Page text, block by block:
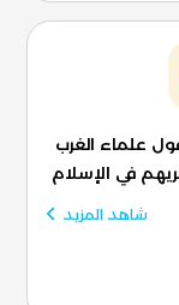
علماء الغرب
في الإسلام
شاهد المزيد